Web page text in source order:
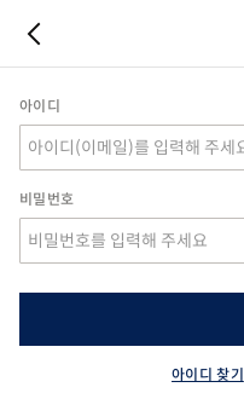
아이디
비밀번호
아이디 찾기